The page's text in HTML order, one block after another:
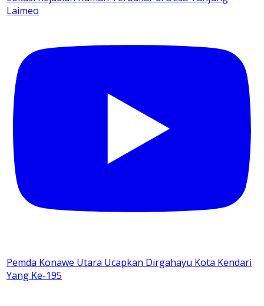
Laimeo
Pemda Konawe Utara Ucapkan Dirgahayu Kota Kendari
Yang Ke-195